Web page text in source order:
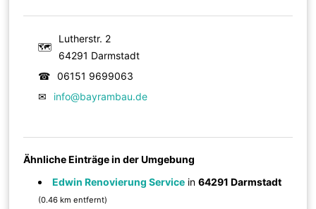
🗺
Lutherstr. 2
64291 Darmstadt
☎
06151 9699063
✉
info@bayrambau.de
Ähnliche Einträge in der Umgebung
Edwin Renovierung Service in64291 Darmstadt
(0.46 km entfernt)